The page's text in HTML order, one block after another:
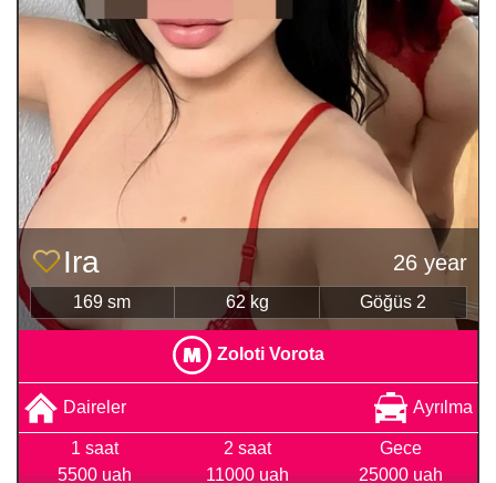
Ira 26 year
169 sm 62 kg Göğüs 2
Zoloti Vorota
Daireler Ayrılma
1 saat
5500 uah
2 saat
11000 uah
Gece
25000 uah